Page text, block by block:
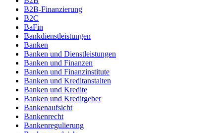
B2B-Finanzierung
B2C
BaFin
Bankdienstleistungen
Banken
Banken und Dienstleistungen
Banken und Finanzen
Banken und Finanzinstitute
Banken und Kreditanstalten
Banken und Kredite
Banken und Kreditgeber
Bankenaufsicht
Bankenrecht
Bankenregulierung